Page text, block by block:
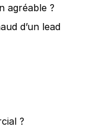
agréable ?
d’un lead
?